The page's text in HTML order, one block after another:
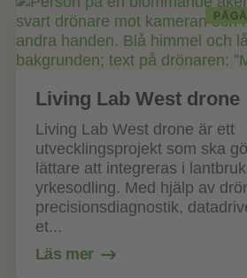
Living Lab West drone
Living Lab West drone är ett
utvecklingsprojekt som ska
lättare att integreras i
yrkesodling. Med hjälp av
precisionsdiagnostik,
et...
Läs mer